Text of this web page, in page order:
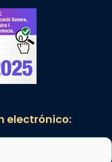
electrónico: